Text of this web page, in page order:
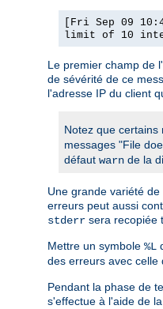
[Fri Sep 09
limit of 10
Le premier champ de
de sévérité de ce
l'adresse IP du client
Notez que certains
messages "File
défaut warn de la
Une grande variété
erreurs peut aussi
stderr sera recopiée
Mettre un symbole %L
des erreurs avec celle
Pendant la phase de
s'effectue à l'aide de